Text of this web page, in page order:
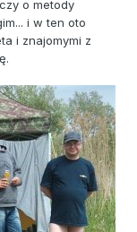
o metody
i w ten oto
i znajomymi z